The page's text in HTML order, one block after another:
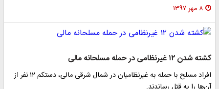
۸ مهر ۱۳۹۷
کشته شدن ۱۲ غیرنظامی در حمله مسلحانه مالی
افراد مسلح با حمله به غیرنظامیان در شمال شرقی مالی، دستکم ۱۲ نفر از